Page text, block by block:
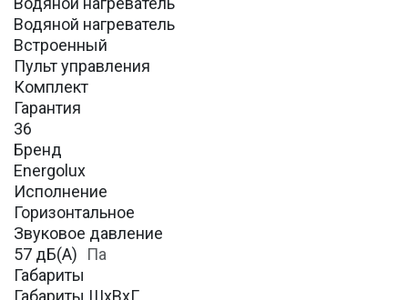
Водяной нагреватель
Встроенный
Пульт управления
Комплект
Гарантия
36
Бренд
Energolux
Исполнение
Горизонтальное
Звуковое давление
57 дБ(А)
Па
Габариты
Габариты ШхВхГ